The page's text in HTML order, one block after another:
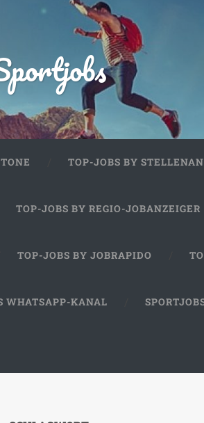
TOP-JOBS BY
TOP-JOBS BY REGIO-JOBANZEIGER
TOP-JOBS BY JOBRAPIDO
WHATSAPP-KANAL